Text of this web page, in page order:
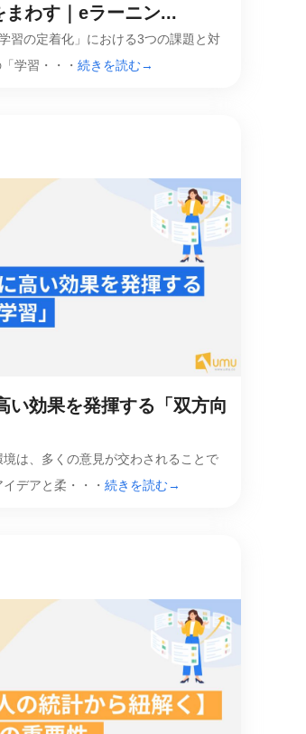
まわす｜eラーニン...
習の定着化」における3つの課題と対
学習・・・ 続きを読む→
い効果を発揮する「双方向
は、多くの意見が交わされることで
デアと柔・・・ 続きを読む→